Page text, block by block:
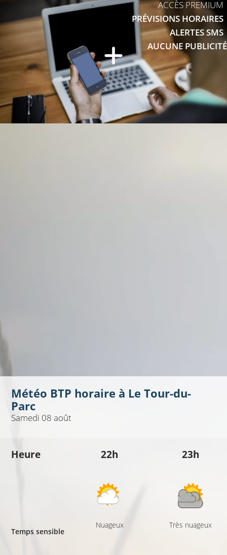
ACCÈS PREMIUM
PRÉVISIONS HORAIRES
ALERTES SMS
AUCUNE PUBLICITÉ
Météo BTP horaire à Le Tour-du-
Parc
Samedi 08 août
Heure
Temps sensible
22h
Nuageux
23h
Très nuageux